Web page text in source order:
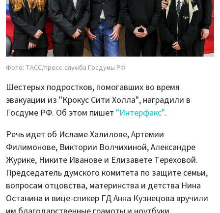
Фото: ТАСС/пресс-служба Госдумы РФ
Шестерых подростков, помогавших во время
эвакуации из "Крокус Сити Холла", наградили в
Госдуме РФ. Об этом пишет "Интерфакс".
Речь идет об Исламе Халилове, Артемии
Филимонове, Виктории Волчихиной, Александре
Журике, Никите Иванове и Елизавете Тереховой.
Председатель думского комитета по защите семьи,
вопросам отцовства, материнства и детства Нина
Останина и вице-спикер ГД Анна Кузнецова вручили